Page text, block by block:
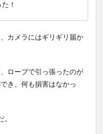
！
カメラにはギリギリ届か
ロープで引っ張ったのが
き、何も損害はなかっ